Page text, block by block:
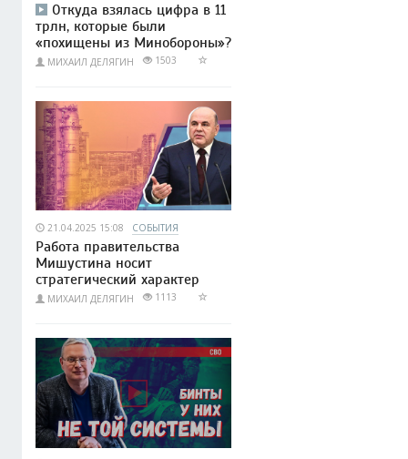
Откуда взялась цифра в 11
трлн, которые были
«похищены из Минобороны»?
МИХАИЛ ДЕЛЯГИН 1503
21.04.2025 15:08 СОБЫТИЯ
Работа правительства
Мишустина носит
стратегический характер
МИХАИЛ ДЕЛЯГИН 1113